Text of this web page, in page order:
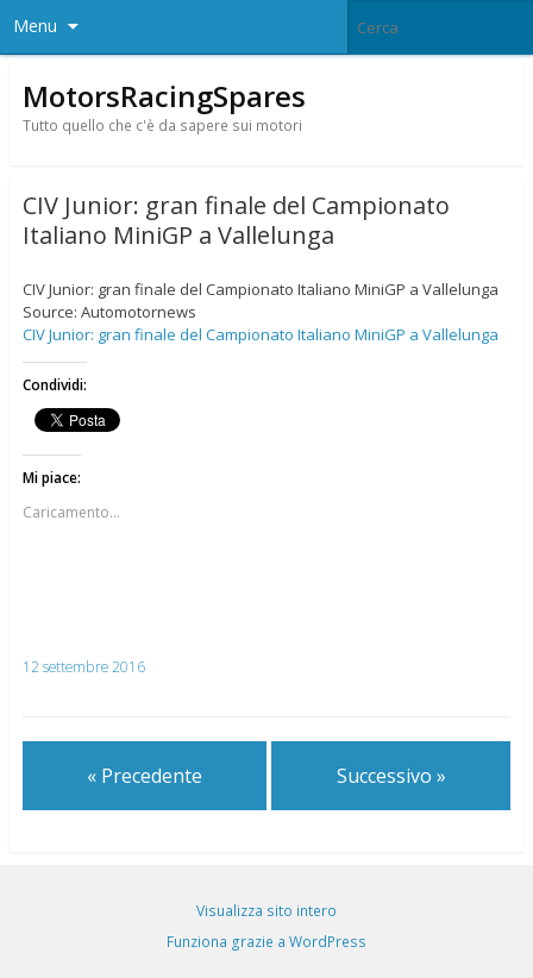
Menu
MotorsRacingSpares
Tutto quello che c'è da sapere sui motori
CIV Junior: gran finale del Campionato
Italiano MiniGP a Vallelunga
CIV Junior: gran finale del Campionato Italiano MiniGP a Vallelunga
Source: Automotornews
CIV Junior: gran finale del Campionato Italiano MiniGP a Vallelunga
Condividi:
Mi piace:
Caricamento...
12 settembre 2016
« Precedente Successivo »
Visualizza sito intero
Funziona grazie a WordPress